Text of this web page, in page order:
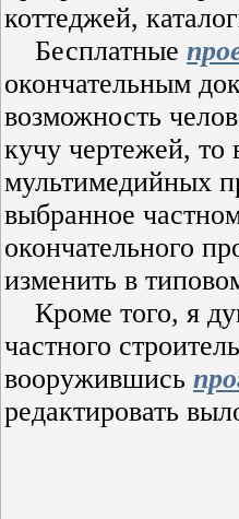
коттеджей,
Бесплатные
окончательным
возможность
кучу чертежей, то
мультимедийных
выбранное
окончательного
изменить в
Кроме того, я
частного
вооружившись
редактировать